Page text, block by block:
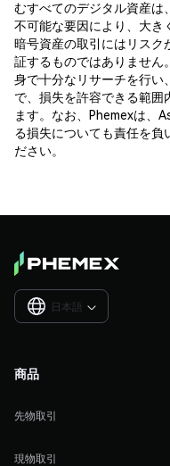
むすべてのデジタル資産は
不可能な要因により、大き
暗号資産の取引にはリスク
証するものではありません
身で十分なリサーチを行い
で、損失を許容できる範囲
ます。なお、Phemexは、
る損失についても責任を負
ださい。
日本語 
商品
先物取引
現物取引